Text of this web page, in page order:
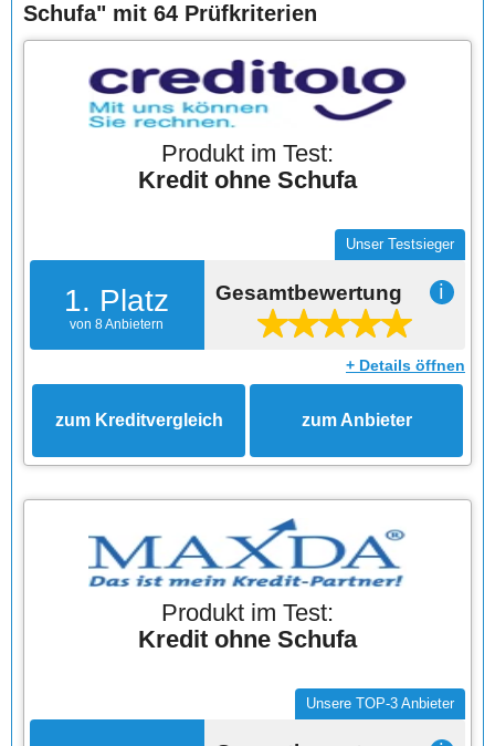
Schufa" mit 64 Prüfkriterien
Produkt im Test:
Kredit ohne Schufa
1. Platz
von 8 Anbietern
Unser Testsieger
Gesamtbewertung ℹ
+ Details öffnen
zum Kreditvergleich zum Anbieter
Produkt im Test:
Kredit ohne Schufa
Unsere TOP-3 Anbieter